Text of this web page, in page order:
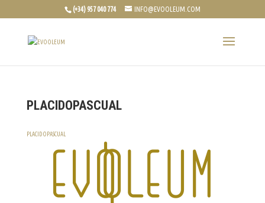
(+34) 957 040 774 INFO@EVOOLEUM.COM
PLACIDOPASCUAL
PLACIDOPASCUAL